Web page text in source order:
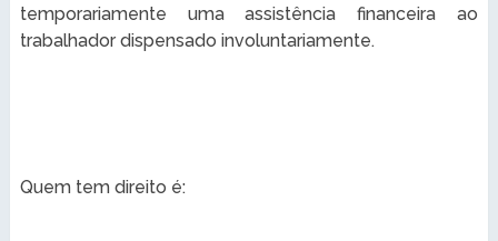
temporariamente uma assistência financeira ao
trabalhador dispensado involuntariamente.
Quem tem direito é: